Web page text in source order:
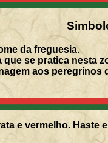
da freguesia.
que se pratica nesta
aos peregrinos
e vermelho. Haste